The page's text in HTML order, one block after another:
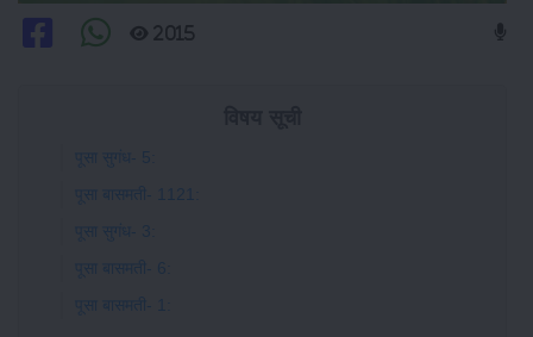
2015
पूसा सुगंध- 5:
पूसा बासमती- 1121:
पूसा सुगंध- 3:
पूसा बासमती- 6:
पूसा बासमती- 1: